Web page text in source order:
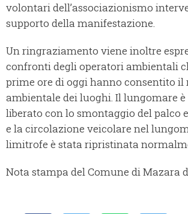
volontari dell’associazionismo
supporto della manifestazione.
Un ringraziamento viene inoltre
confronti degli operatori ambientali
prime ore di oggi hanno consentito
ambientale dei luoghi. Il lungomare è
liberato con lo smontaggio del palco
e la circolazione veicolare nel
limitrofe è stata ripristinata
Nota stampa del Comune di Mazara